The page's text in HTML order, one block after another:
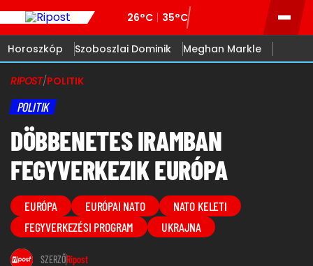
26°C 35°C
Horoszkóp Szoboszlai Dominik Meghan Markle
RIPOST/POLITIK
POLITIK
DÖBBENETES IRAMBAN
FEGYVERKEZIK EURÓPA
EURÓPA EURÓPAI NATO
NATO KELETI
FEGYVERKEZÉSI PROGRAM
UKRAJNA
SZERZŐRipost